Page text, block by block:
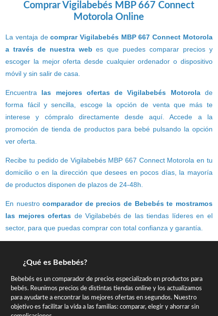
Comprar Vigilabebés MBP 667 Connect
Motorola Online
La ventaja decomprar Vigilabebés MBP 667 Connect Motorola
a través de nuestra web es que puedes comparar precios y
escoger la mejor oferta desde cualquier ordenador o dispositivo
móvil y sin salir de casa.
Encuentra las mejores ofertas de Vigilabebés Motorolade
forma fácil y sencilla, escoge la opción de venta que más te
interese y cómpralo directamente desde aquí. Accede a la
promoción de tienda de productos para bebé pulsando la opción
ver oferta.
Recibe tu pedido de Vigilabebés MBP 667 Connect Motorola en tu
domicilio o en la dirección que desees en pocos días, la mayoría
de productos disponen de plazos de 24-48h.
En nuestrocomparador de precios de Bebebés te mostramos
las mejores ofertas de Vigilabebés de las tiendas líderes en el
sector, para que puedas comprar con total confianza y garantía.
¿Qué es Bebebés?
Bebebés es un comparador de precios especializado en productos para
bebés. Reunimos precios de distintas tiendas online y los actualizamos
para ayudarte a encontrar las mejores ofertas en segundos. Nuestro
objetivo es facilitar la vida a las familias: comparar, elegir y ahorrar sin